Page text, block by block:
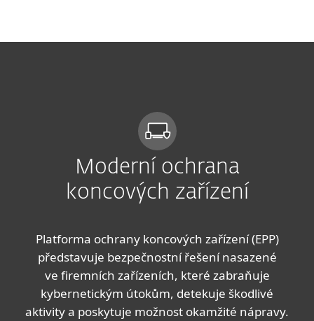
Moderní ochrana
koncových zařízení
Platforma ochrany koncových zařízení (EPP)
představuje bezpečnostní řešení nasazené
ve firemních zařízeních, které zabraňuje
kybernetickým útokům, detekuje škodlivé
aktivity a poskytuje možnost okamžité nápravy.